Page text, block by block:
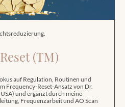
(TM)
auf Regulation, Routinen und
Frequency-Reset-Ansatz von Dr.
und ergänzt durch meine
Frequenzarbeit und AO Scan